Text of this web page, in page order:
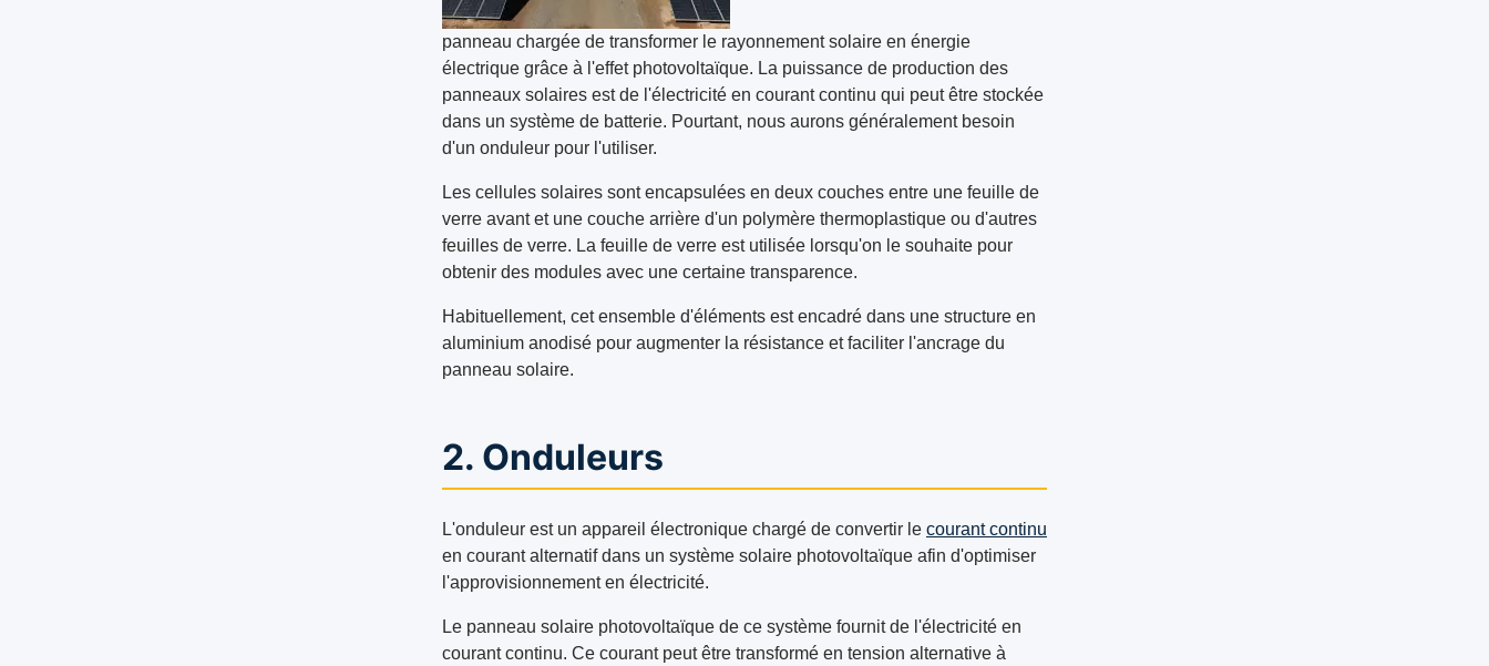
panneau chargée de transformer le rayonnement solaire en énergie
électrique grâce à l'effet photovoltaïque. La puissance de production des
panneaux solaires est de l'électricité en courant continu qui peut être stockée
dans un système de batterie. Pourtant, nous aurons généralement besoin
d'un onduleur pour l'utiliser.
Les cellules solaires sont encapsulées en deux couches entre une feuille de
verre avant et une couche arrière d'un polymère thermoplastique ou d'autres
feuilles de verre. La feuille de verre est utilisée lorsqu'on le souhaite pour
obtenir des modules avec une certaine transparence.
Habituellement, cet ensemble d'éléments est encadré dans une structure en
aluminium anodisé pour augmenter la résistance et faciliter l'ancrage du
panneau solaire.
2. Onduleurs
L'onduleur est un appareil électronique chargé de convertir le courant continu
en courant alternatif dans un système solaire photovoltaïque afin d'optimiser
l'approvisionnement en électricité.
Le panneau solaire photovoltaïque de ce système fournit de l'électricité en
courant continu. Ce courant peut être transformé en tension alternative à